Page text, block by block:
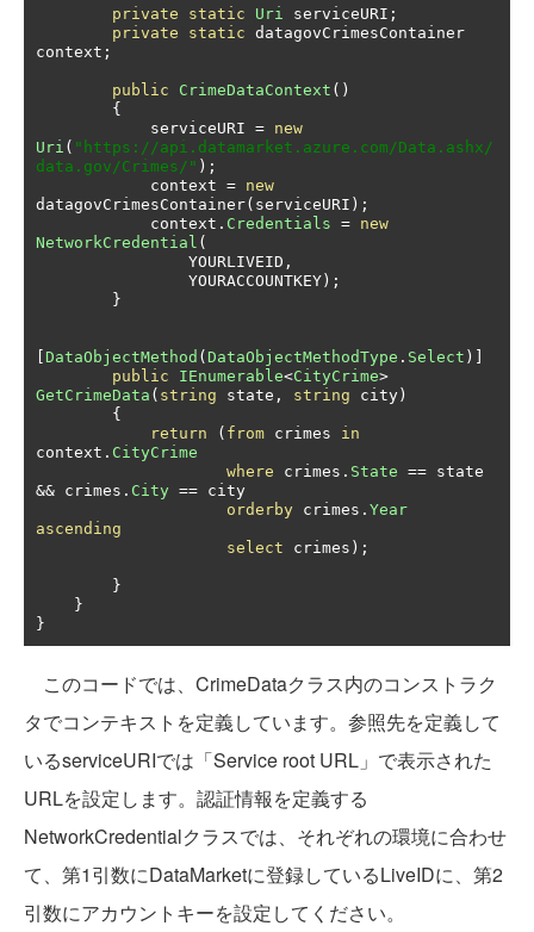
private static Uri serviceURI ;
private
static datagovCrimesContainer
context ;
public CrimeDataContext ()
{
            serviceURI
= new
Uri ( "https://api.datamarket.azure.com/Data.ashx/
data.gov/Crimes/" );
            context
= new
datagovCrimesContainer( serviceURI );
            context
. Credentials = new
NetworkCredential (
                YOURLIVEID
,
                YOURACCOUNTKEY
);
}
[DataObjectMethod (DataObjectMethodType . Select )]
public
IEnumerable<CityCrime>
GetCrimeData ( string state , string city)
{
return
( from crimes in
context . CityCrime
where crimes . State ==
&& crimes . City == city
orderby crimes . Year
ascending
select crimes );
}
}
}
このコードでは、CrimeDataクラス内のコンストラク
タでコンテキストを定義しています。参照先を定義して
いるserviceURIでは「Service root URL」で表示された
URLを設定します。認証情報を定義する
NetworkCredentialクラスでは、それぞれの環境に合わせ
て、第1引数にDataMarketに登録しているLiveIDに、第2
引数にアカウントキーを設定してください。